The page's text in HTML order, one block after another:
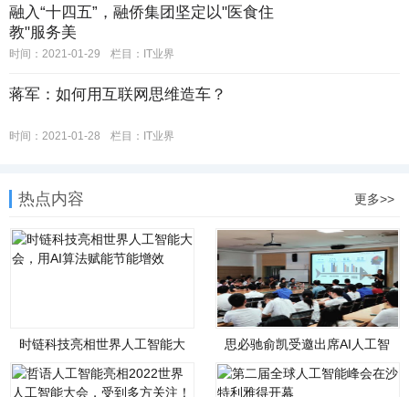
融入“十四五”，融侨集团坚定以"医食住
教"服务美
时间：2021-01-29 栏目：IT业界
蒋军：如何用互联网思维造车？
时间：2021-01-28 栏目：IT业界
热点内容 更多>>
时链科技亮相世界人工智能大
思必驰俞凯受邀出席AI人工智